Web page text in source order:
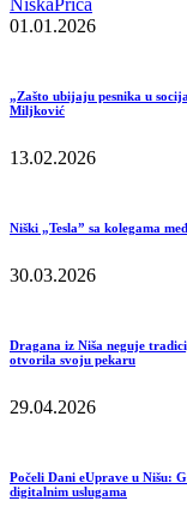
NiskaPrica
01.01.2026
„Zašto ubijaju pesnika u
Miljković
13.02.2026
Niški „Tesla” sa kolegama
30.03.2026
Dragana iz Niša neguje
otvorila svoju pekaru
29.04.2026
Počeli Dani eUprave u Nišu:
digitalnim uslugama